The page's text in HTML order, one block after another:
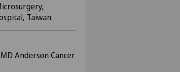
Taiwan
Anderson Cancer